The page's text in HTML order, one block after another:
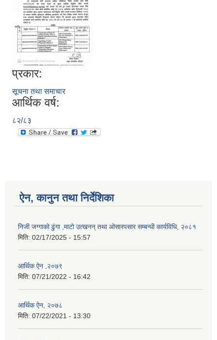
प्रकार:
सूचना तथा समाचार
आर्थिक वर्ष:
८२/८३
ऐन, कानुन तथा निर्देशिका
निजी जग्गाको ढुंगा ,माटो उत्खनन् तथा ओसारपसार सम्बन्धी कार्यविधि, २०८१
मिति: 02/17/2025 - 15:57
आर्थिक ऐन ,२०७९
मिति: 07/21/2022 - 16:42
आर्थिक ऐन, २०७८
मिति: 07/22/2021 - 13:30